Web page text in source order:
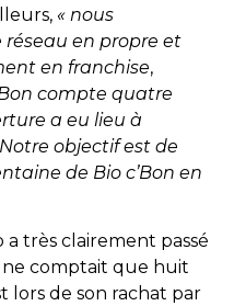
« nous
en propre et
en franchise,
compte quatre
a eu lieu à
objectif est de
de Bio c’Bon en
a très clairement passé
ne comptait que huit
lors de son rachat par